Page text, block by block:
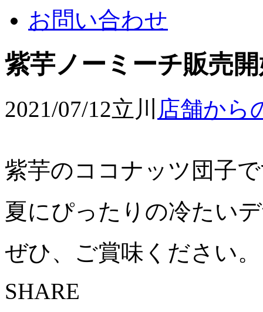
お問い合わせ
紫芋ノーミーチ販売
2021/07/12立川 店舗から
紫芋のココナッツ団子
夏にぴったりの冷たい
ぜひ、ご賞味ください。
SHARE